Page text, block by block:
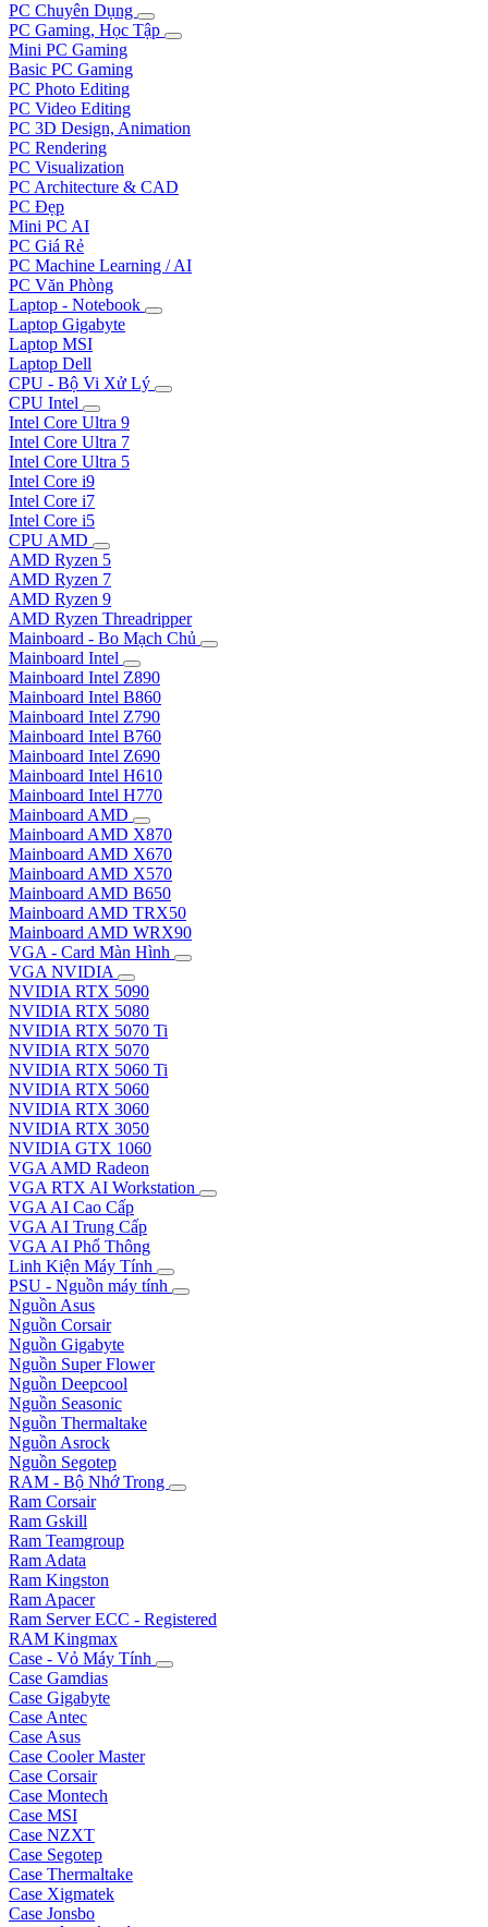
PC Chuyên Dụng
PC Gaming, Học Tập
Mini PC Gaming
Basic PC Gaming
PC Photo Editing
PC Video Editing
PC 3D Design, Animation
PC Rendering
PC Visualization
PC Architecture & CAD
PC Đẹp
Mini PC AI
PC Giá Rẻ
PC Machine Learning / AI
PC Văn Phòng
Laptop - Notebook
Laptop Gigabyte
Laptop MSI
Laptop Dell
CPU - Bộ Vi Xử Lý
CPU Intel
Intel Core Ultra 9
Intel Core Ultra 7
Intel Core Ultra 5
Intel Core i9
Intel Core i7
Intel Core i5
CPU AMD
AMD Ryzen 5
AMD Ryzen 7
AMD Ryzen 9
AMD Ryzen Threadripper
Mainboard - Bo Mạch Chủ
Mainboard Intel
Mainboard Intel Z890
Mainboard Intel B860
Mainboard Intel Z790
Mainboard Intel B760
Mainboard Intel Z690
Mainboard Intel H610
Mainboard Intel H770
Mainboard AMD
Mainboard AMD X870
Mainboard AMD X670
Mainboard AMD X570
Mainboard AMD B650
Mainboard AMD TRX50
Mainboard AMD WRX90
VGA - Card Màn Hình
VGA NVIDIA
NVIDIA RTX 5090
NVIDIA RTX 5080
NVIDIA RTX 5070 Ti
NVIDIA RTX 5070
NVIDIA RTX 5060 Ti
NVIDIA RTX 5060
NVIDIA RTX 3060
NVIDIA RTX 3050
NVIDIA GTX 1060
VGA AMD Radeon
VGA RTX AI Workstation
VGA AI Cao Cấp
VGA AI Trung Cấp
VGA AI Phổ Thông
Linh Kiện Máy Tính
PSU - Nguồn máy tính
Nguồn Asus
Nguồn Corsair
Nguồn Gigabyte
Nguồn Super Flower
Nguồn Deepcool
Nguồn Seasonic
Nguồn Thermaltake
Nguồn Asrock
Nguồn Segotep
RAM - Bộ Nhớ Trong
Ram Corsair
Ram Gskill
Ram Teamgroup
Ram Adata
Ram Kingston
Ram Apacer
Ram Server ECC - Registered
RAM Kingmax
Case - Vỏ Máy Tính
Case Gamdias
Case Gigabyte
Case Antec
Case Asus
Case Cooler Master
Case Corsair
Case Montech
Case MSI
Case NZXT
Case Segotep
Case Thermaltake
Case Xigmatek
Case Jonsbo